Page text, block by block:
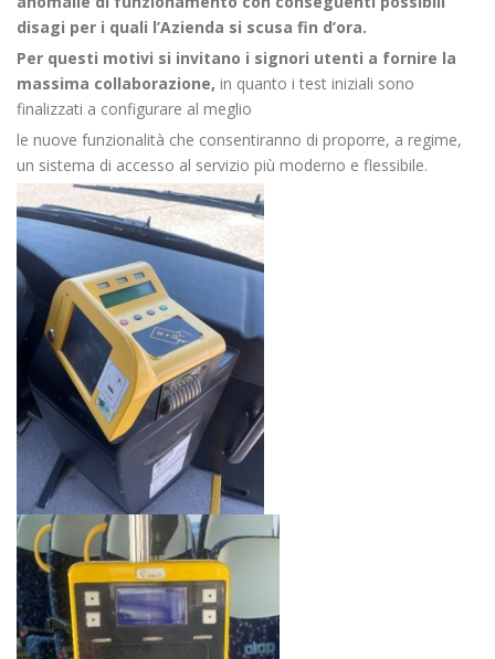
disagi per i quali l’Azienda si scusa fin d’ora.
Per questi motivi si invitano i signori utenti a fornire la
massima collaborazione, in quanto i test iniziali sono
finalizzati a configurare al meglio
le nuove funzionalità che consentiranno di proporre, a regime,
un sistema di accesso al servizio più moderno e flessibile.